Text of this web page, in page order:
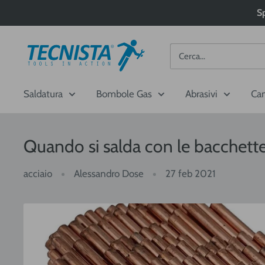
al
contenutoTecnista
Saldatura Bombole Gas Abrasivi
Quando si salda con le
acciaio Alessandro Dose 27 feb 2021